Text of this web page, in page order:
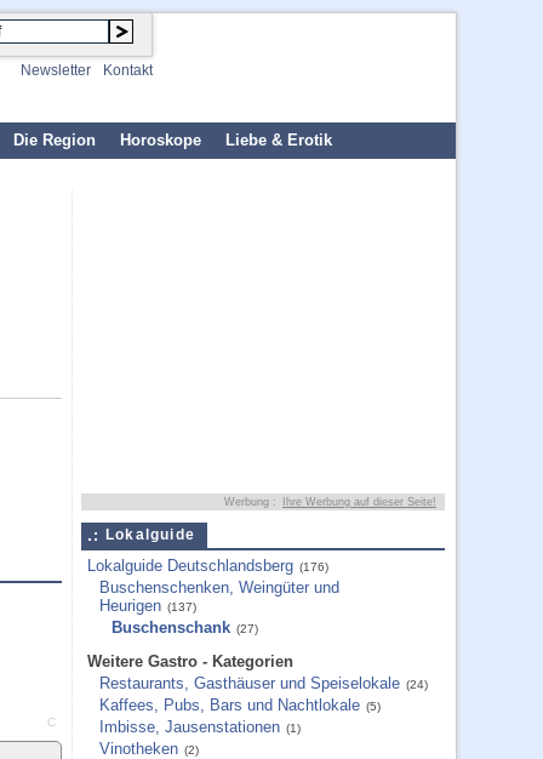
Newsletter Kontakt
Die Region Horoskope Liebe & Erotik
C
Werbung : Ihre Werbung auf dieser Seite!
Lokalguide
Lokalguide Deutschlandsberg (176)
Buschenschenken, Weingüter und
Heurigen (137)
Buschenschank (27)
Weitere Gastro - Kategorien
Restaurants, Gasthäuser und Speiselokale (24)
Kaffees, Pubs, Bars und Nachtlokale (5)
Imbisse, Jausenstationen (1)
Vinotheken (2)